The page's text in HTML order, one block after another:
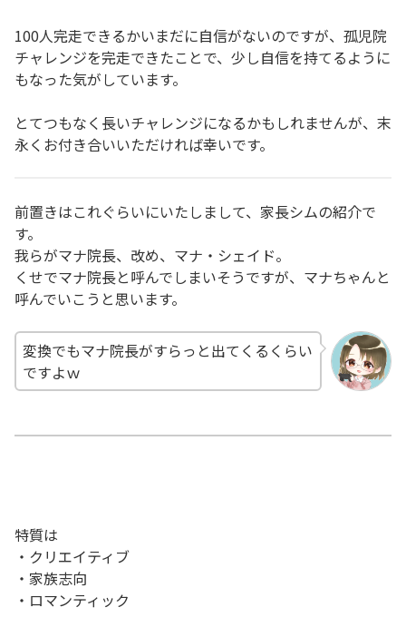
100人完走できるかいまだに自信がないのですが、孤児院
チャレンジを完走できたことで、少し自信を持てるように
もなった気がしています。
とてつもなく長いチャレンジになるかもしれませんが、末
永くお付き合いいただければ幸いです。
前置きはこれぐらいにいたしまして、家長シムの紹介で
す。
我らがマナ院長、改め、マナ・シェイド。
くせでマナ院長と呼んでしまいそうですが、マナちゃんと
呼んでいこうと思います。
変換でもマナ院長がすらっと出てくるくらい
ですよｗ
特質は
・クリエイティブ
・家族志向
・ロマンティック